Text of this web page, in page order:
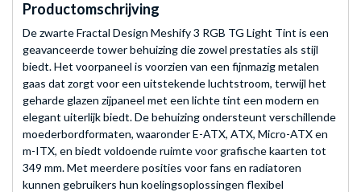
Productomschrijving
De zwarte Fractal Design Meshify 3 RGB TG Light Tint is een
geavanceerde tower behuizing die zowel prestaties als stijl
biedt. Het voorpaneel is voorzien van een fijnmazig metalen
gaas dat zorgt voor een uitstekende luchtstroom, terwijl het
geharde glazen zijpaneel met een lichte tint een modern en
elegant uiterlijk biedt. De behuizing ondersteunt verschillende
moederbordformaten, waaronder E-ATX, ATX, Micro-ATX en
m-ITX, en biedt voldoende ruimte voor grafische kaarten tot
349 mm. Met meerdere posities voor fans en radiatoren
kunnen gebruikers hun koelingsoplossingen flexibel